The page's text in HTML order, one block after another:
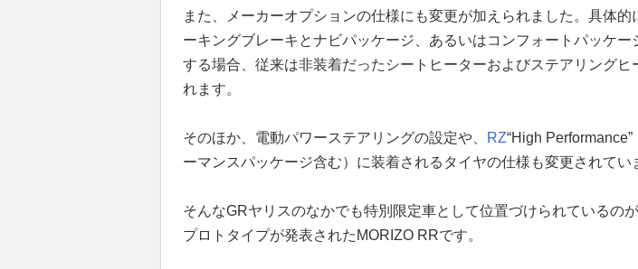
また、メーカーオプションの仕様にも変更が加えられました。具体的
ーキングブレーキとナビパッケージ、あるいはコンフォートパッケー
する場合、従来は非装着だったシートヒーターおよびステアリングヒ
れます。
そのほか、電動パワーステアリングの設定や、 RZ“High
ーマンスパッケージ含む）に装着されるタイヤの仕様も変更されてい
そんなGRヤリスのなかでも特別限定車として位置づけられているの
プロトタイプが発表されたMORIZO RRです。